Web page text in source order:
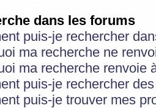
dans les forums
puis-je rechercher
ma recherche ne
ma recherche renvoie
puis-je rechercher
puis-je trouver mes